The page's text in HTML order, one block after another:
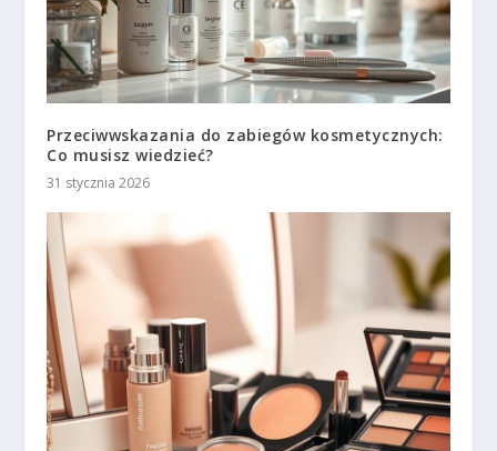
Przeciwwskazania do zabiegów kosmetycznych:
Co musisz wiedzieć?
31 stycznia 2026